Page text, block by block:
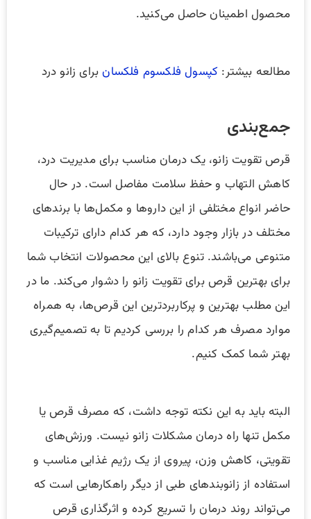
محصول اطمینان حاصل می‌کنید.
مطالعه بیشتر: کپسول فلکسوم فلکسانبرای زانو درد
جمع‌بندی
قرص تقویت زانو، یک درمان مناسب برای مدیریت درد،
کاهش التهاب و حفظ سلامت مفاصل است. در حال
حاضر انواع مختلفی از این داروها و مکمل‌ها با برندهای
مختلف در بازار وجود دارد، که هر کدام دارای ترکیبات
متنوعی می‌باشند. تنوع بالای این محصولات انتخاب شما
برای بهترین قرص برای تقویت زانو را دشوار می‌کند. ما در
این مطلب بهترین و پرکاربردترین این قرص‌ها، به همراه
موارد مصرف هر کدام را بررسی کردیم تا به تصمیم‌گیری
بهتر شما کمک کنیم.
البته باید به این نکته توجه داشت، که مصرف قرص یا
مکمل تنها راه درمان مشکلات زانو نیست. ورزش‌های
تقویتی، کاهش وزن، پیروی از یک رژیم غذایی مناسب و
استفاده از زانوبند‌های طبی از دیگر راهکارهایی است که
می‌تواند روند درمان را تسریع کرده و اثرگذاری قرص